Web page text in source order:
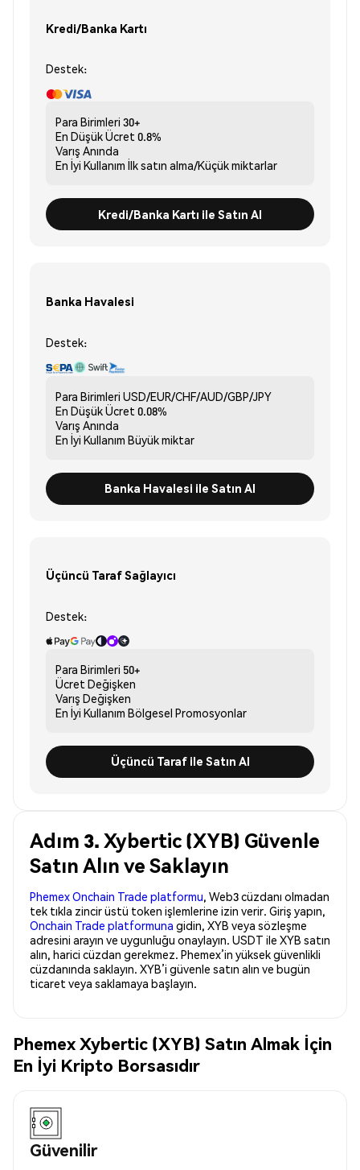
Kredi/Banka Kartı
Destek:
Para Birimleri 30+
En Düşük Ücret 0.8%
Varış Anında
En İyi Kullanım İlk satın alma/Küçük miktarlar
Kredi/Banka Kartı ile Satın Al
Banka Havalesi
Destek:
Para Birimleri USD/EUR/CHF/AUD/GBP/JPY
En Düşük Ücret 0.08%
Varış Anında
En İyi Kullanım Büyük miktar
Banka Havalesi ile Satın Al
Üçüncü Taraf Sağlayıcı
Destek:
Para Birimleri 50+
Ücret Değişken
Varış Değişken
En İyi Kullanım Bölgesel Promosyonlar
Üçüncü Taraf ile Satın Al
Adım 3. Xybertic (XYB) Güvenle
Satın Alın ve Saklayın
Phemex Onchain Trade platformu, Web3 cüzdanı olmadan
tek tıkla zincir üstü token işlemlerine izin verir. Giriş yapın,
Onchain Trade platformuna gidin, XYB veya sözleşme
adresini arayın ve uygunluğu onaylayın. USDT ile XYB satın
alın, harici cüzdan gerekmez. Phemex’in yüksek güvenlikli
cüzdanında saklayın. XYB’i güvenle satın alın ve bugün
ticaret veya saklamaya başlayın.
Phemex Xybertic (XYB) Satın Almak İçin
En İyi Kripto Borsasıdır
Güvenilir